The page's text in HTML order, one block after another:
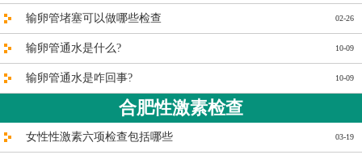
02-26
输卵管堵塞可以做哪些检查
10-09
输卵管通水是什么?
10-09
输卵管通水是咋回事?
合肥性激素检查
03-19
女性性激素六项检查包括哪些